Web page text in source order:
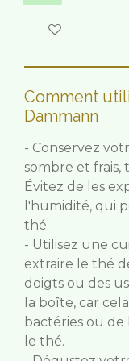
M'avertir si
Comment
Dammann
- Conservez
sombre et
Évitez de les
l'humidité, qui
thé.
- Utilisez une
extraire le thé
doigts ou des
la boîte, car
bactéries ou
le thé.